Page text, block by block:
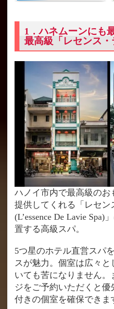
1．ハネムーンにも
最高級「レセンス・
ハノイ市内で最高級のお
提供してくれる「レセ
(L’essence De Lavie
置する高級スパ。
5つ星のホテル直営スパ
スが魅力。個室は広々
いても苦になりません
ジをご予約いただくと
付きの個室を確保できま